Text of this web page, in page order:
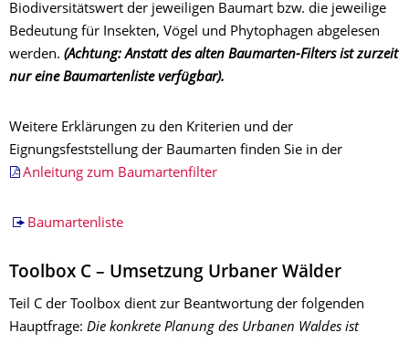
Biodiversitätswert der jeweiligen Baumart bzw. die jeweilige
Bedeutung für Insekten, Vögel und Phytophagen abgelesen
werden. (Achtung: Anstatt des alten Baumarten-Filters ist zurzeit
nur eine Baumartenliste verfügbar).
Weitere Erklärungen zu den Kriterien und der
Eignungsfeststellung der Baumarten finden Sie in der
Anleitung zum Baumartenfilter
Baumartenliste
Toolbox C – Umsetzung Urbaner Wälder
Teil C der Toolbox dient zur Beantwortung der folgenden
Hauptfrage: Die konkrete Planung des Urbanen Waldes ist